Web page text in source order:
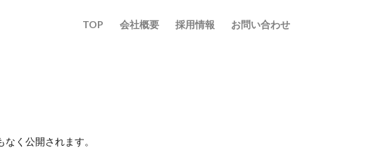
TOP 会社概要 採用情報 お問い合わせ
く公開されます。